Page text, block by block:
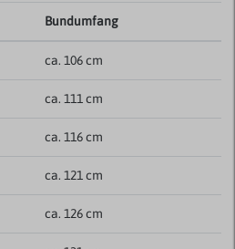
Bundumfang
ca. 106 cm
ca. 111 cm
ca. 116 cm
ca. 121 cm
ca. 126 cm